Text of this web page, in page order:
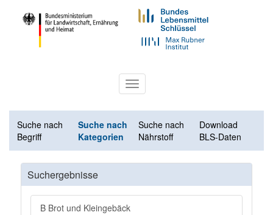
Toggle
navigation
Suche nach
Begriff
Suche nach
Kategorien
Suche nach
Nährstoff
Download
BLS-Daten
Suchergebnisse
B Brot und Kleingebäck